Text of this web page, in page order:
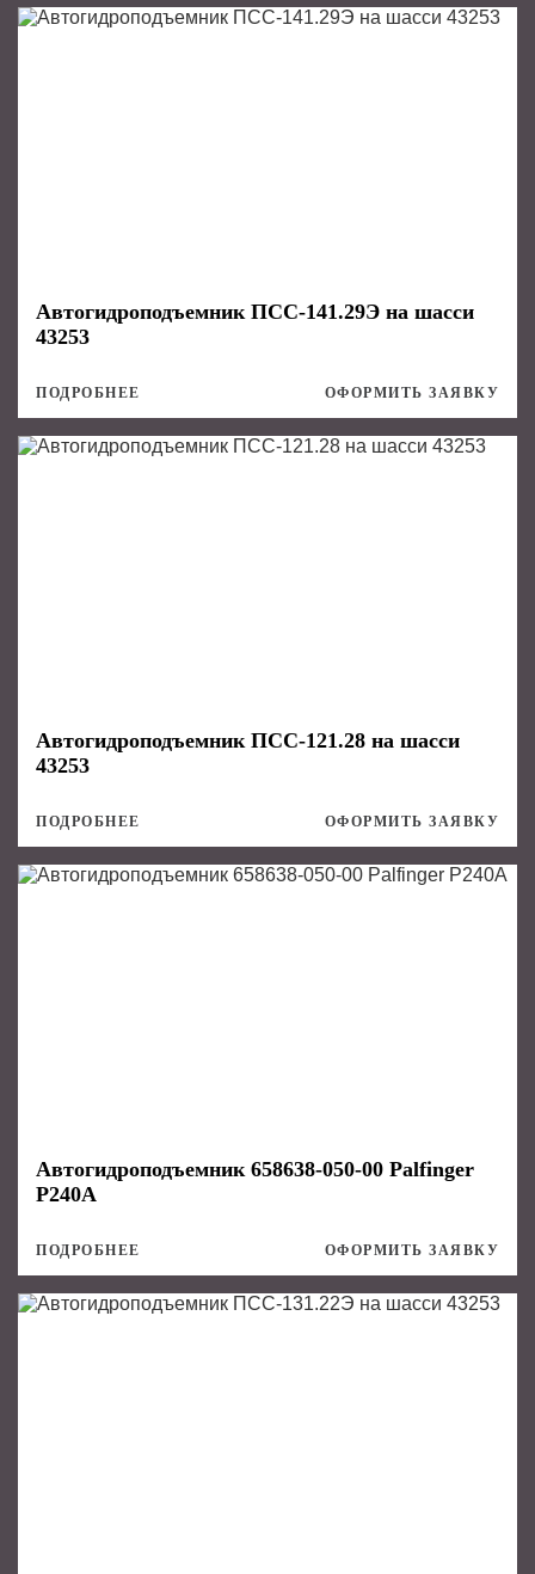
Автогидроподъемник ПСС-141.29Э на шасси
43253
ПОДРОБНЕЕ ОФОРМИТЬ ЗАЯВКУ
Автогидроподъемник ПСС-121.28 на шасси
43253
ПОДРОБНЕЕ ОФОРМИТЬ ЗАЯВКУ
Автогидроподъемник 658638-050-00 Palfinger
P240A
ПОДРОБНЕЕ ОФОРМИТЬ ЗАЯВКУ